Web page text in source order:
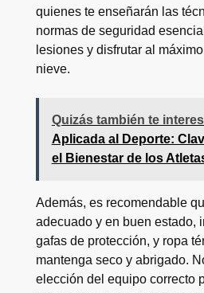
quienes te enseñarán las
normas de seguridad
lesiones y disfrutar al
nieve.
Quizás también te
Aplicada al Deporte:
el Bienestar de los
Además, es recomendable
adecuado y en buen estado,
gafas de protección, y ropa
mantenga seco y abrigado.
elección del equipo correcto